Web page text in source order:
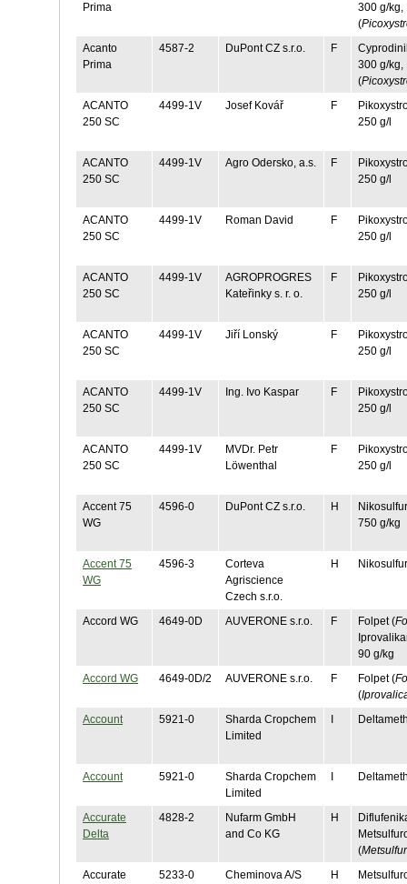
Prima
300 g/kg,
(
Acanto
Prima
4587-2 DuPont CZ s.r.o. F
300 g/kg,
(
ACANTO
250 SC
4499-1V Josef Kovář F
250 g/l
ACANTO
250 SC
4499-1V Agro Odersko, a.s. F
250 g/l
ACANTO
250 SC
4499-1V Roman David F
250 g/l
ACANTO
250 SC
4499-1V
AGROPROGRES
Kateřinky s. r. o.
F
250 g/l
ACANTO
250 SC
4499-1V Jiří Lonský F
250 g/l
ACANTO
250 SC
4499-1V Ing. Ivo Kaspar F
250 g/l
ACANTO
250 SC
4499-1V
MVDr. Petr
Löwenthal
F
250 g/l
Accent 75
WG
4596-0 DuPont CZ s.r.o. H
750 g/kg
Accent 75
WG
4596-3
Corteva
Agriscience
Czech s.r.o.
H
Accord WG 4649-0D AUVERONE s.r.o. F Folpet (
90 g/kg
Accord WG
4649-0D/2 AUVERONE s.r.o. F Folpet (
(
Account
5921-0
Sharda Cropchem
Limited
Account 5921-0
Sharda Cropchem
Limited
Accurate
Delta
4828-2
Nufarm GmbH
and Co KG
H
(
Accurate
5233-0 Cheminova A/S H